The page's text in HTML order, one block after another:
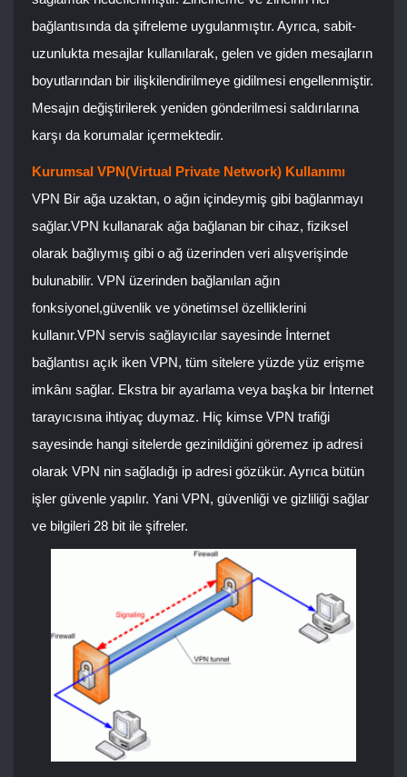
bağlantısında da şifreleme uygulanmıştır. Ayrıca, sabit-
uzunlukta mesajlar kullanılarak, gelen ve giden mesajların
boyutlarından bir ilişkilendirilmeye gidilmesi engellenmiştir.
Mesajın değiştirilerek yeniden gönderilmesi saldırılarına
karşı da korumalar içermektedir.
Kurumsal VPN(Virtual Private Network) Kullanımı
VPN Bir ağa uzaktan, o ağın içindeymiş gibi bağlanmayı
sağlar.VPN kullanarak ağa bağlanan bir cihaz, fiziksel
olarak bağlıymış gibi o ağ üzerinden veri alışverişinde
bulunabilir. VPN üzerinden bağlanılan ağın
fonksiyonel,güvenlik ve yönetimsel özelliklerini
kullanır.VPN servis sağlayıcılar sayesinde İnternet
bağlantısı açık iken VPN, tüm sitelere yüzde yüz erişme
imkânı sağlar. Ekstra bir ayarlama veya başka bir İnternet
tarayıcısına ihtiyaç duymaz. Hiç kimse VPN trafiği
sayesinde hangi sitelerde gezinildiğini göremez ip adresi
olarak VPN nin sağladığı ip adresi gözükür. Ayrıca bütün
işler güvenle yapılır. Yani VPN, güvenliği ve gizliliği sağlar
ve bilgileri 28 bit ile şifreler.